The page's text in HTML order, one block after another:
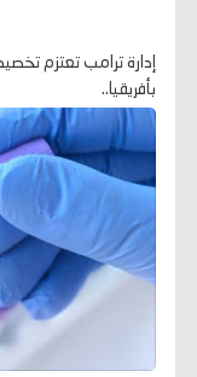
بأفريقيا..